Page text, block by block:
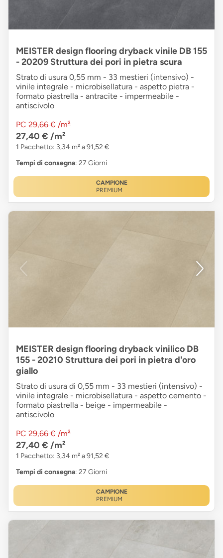
MEISTER design flooring dryback vinile DB 155
- 20209 Struttura dei pori in pietra scura
Strato di usura 0,55 mm - 33 mestieri (intensivo) -
vinile integrale - microbisellatura - aspetto pietra -
formato piastrella - antracite - impermeabile -
antiscivolo
PC 29,66 € /m²
27,40 € /m²
1 Pacchetto: 3,34 m² a 91,52 €
Tempi di consegna: 27 Giorni
CAMPIONE
PREMIUM
MEISTER design flooring dryback vinilico DB
155 - 20210 Struttura dei pori in pietra d'oro
giallo
Strato di usura di 0,55 mm - 33 mestieri (intensivo) -
vinile integrale - microbisellatura - aspetto cemento -
formato piastrella - beige - impermeabile -
antiscivolo
PC 29,66 € /m²
27,40 € /m²
1 Pacchetto: 3,34 m² a 91,52 €
Tempi di consegna: 27 Giorni
CAMPIONE
PREMIUM